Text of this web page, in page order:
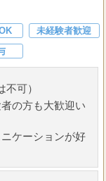
未経験者歓迎
可）
の方も大歓迎い
ケーションが好